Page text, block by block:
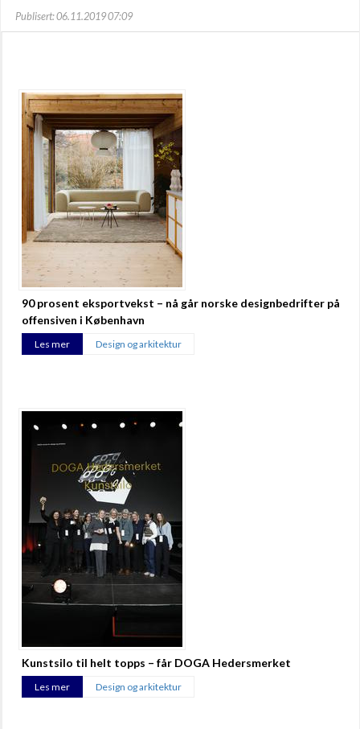
Publisert: 06.11.2019 07:09
90 prosent eksportvekst – nå går norske designbedrifter på
offensiven i København
Les mer Design og arkitektur
Kunstsilo til helt topps – får DOGA Hedersmerket
Les mer Design og arkitektur